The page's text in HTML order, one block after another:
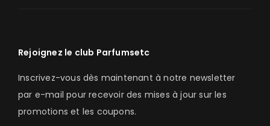
Rejoignez le club Parfumsetc
Inscrivez-vous dès maintenant à notre newsletter
par e-mail pour recevoir des mises à jour sur les
promotions et les coupons.